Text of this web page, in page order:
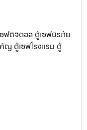
ฟดิจิตอล ตู้เซฟนิรภัย
ญ ตู้เซฟโรงแรม ตู้